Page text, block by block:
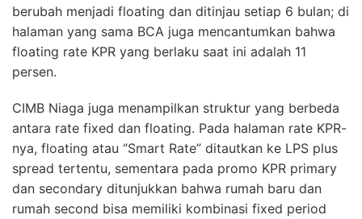
berubah menjadi floating dan ditinjau setiap 6 bulan; di
halaman yang sama BCA juga mencantumkan bahwa
floating rate KPR yang berlaku saat ini adalah 11
persen.
CIMB Niaga juga menampilkan struktur yang berbeda
antara rate fixed dan floating. Pada halaman rate KPR-
nya, floating atau “Smart Rate” ditautkan ke LPS plus
spread tertentu, sementara pada promo KPR primary
dan secondary ditunjukkan bahwa rumah baru dan
rumah second bisa memiliki kombinasi fixed period